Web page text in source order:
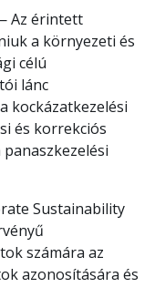
Az érintett
a környezeti és
célú
lánc
kockázatkezelési
és korrekciós
Sustainability
számára az
azonosítására és